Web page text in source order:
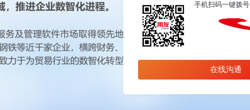
手机扫码一键拨号
在线沟通